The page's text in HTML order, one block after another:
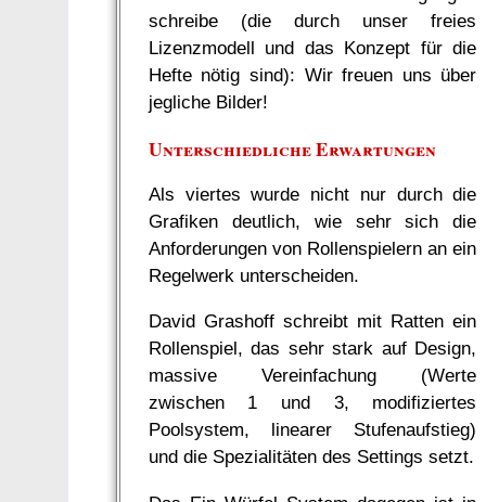
schreibe (die durch unser freies
Lizenzmodell und das Konzept für die
Hefte nötig sind): Wir freuen uns über
jegliche Bilder!
Unterschiedliche Erwartungen
Als viertes wurde nicht nur durch die
Grafiken deutlich, wie sehr sich die
Anforderungen von Rollenspielern an ein
Regelwerk unterscheiden.
David Grashoff schreibt mit Ratten ein
Rollenspiel, das sehr stark auf Design,
massive Vereinfachung (Werte
zwischen 1 und 3, modifiziertes
Poolsystem, linearer Stufenaufstieg)
und die Spezialitäten des Settings setzt.